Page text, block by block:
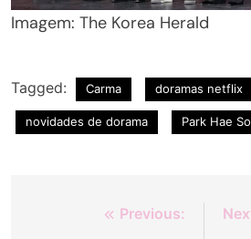
Imagem: The Korea Herald
Tagged: Carma doramas netflix
novidades de dorama Park Hae
NavegaçãoPrevious: